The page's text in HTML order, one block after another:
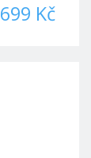
699 Kč